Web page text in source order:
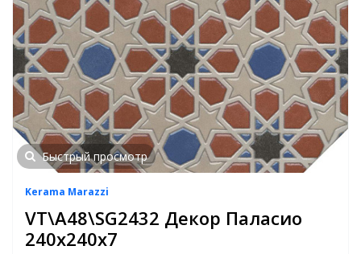
Быстрый просмотр
Kerama Marazzi
VT\A48\SG2432 Декор Паласио
240х240х7